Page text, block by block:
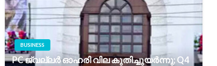
BUSINESS
PC ജ്വല്ലർ ഓഹരി വില കുതിച്ചുയർന്നു; Q4